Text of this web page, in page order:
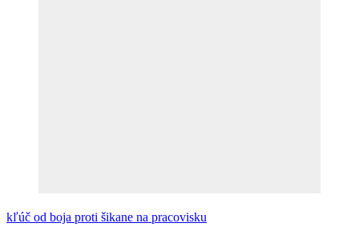
kľúč od boja proti šikane na pracovisku